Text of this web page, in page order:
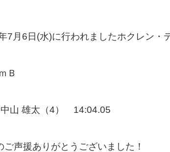
7月6日(水)に行われましたホクレン・
Ｂ
山 雄太（4） 14:04.05
ご声援ありがとうございました！